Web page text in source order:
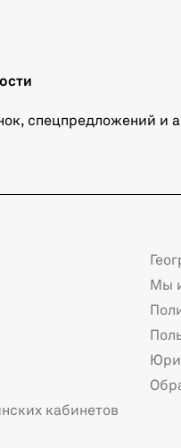
спецпредложений и
кабинетов
Мы